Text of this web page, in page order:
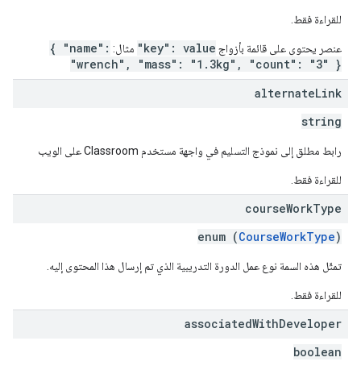
للقراءة فقط.
عنصر يحتوي على قائمة بأزواج "key": value مثال: { "name":
"wrench", "mass": "1.3kg", "count": "3" }
alternateLink
string
رابط مطلق إلى نموذج التسليم في واجهة مستخدم Classroom على الويب
للقراءة فقط.
courseWorkType
enum (CourseWorkType)
تمثّل هذه السمة نوع عمل الدورة التدريبية الذي تم إرسال هذا المحتوى إليه.
للقراءة فقط.
associatedWithDeveloper
boolean